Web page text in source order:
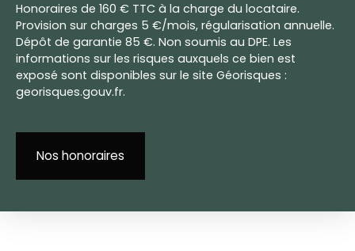
Honoraires de 160 € TTC à la charge du locataire.
Provision sur charges 5 €/mois, régularisation annuelle.
Dépôt de garantie 85 €. Non soumis au DPE. Les
informations sur les risques auxquels ce bien est
exposé sont disponibles sur le site Géorisques :
georisques.gouv.fr.
Nos honoraires